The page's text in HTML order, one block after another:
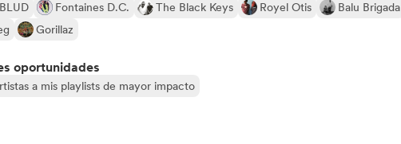
Fontaines D.C. The Black Keys Royel Otis
Balu Brigada
Gorillaz
oportunidades
a mis playlists de mayor impacto